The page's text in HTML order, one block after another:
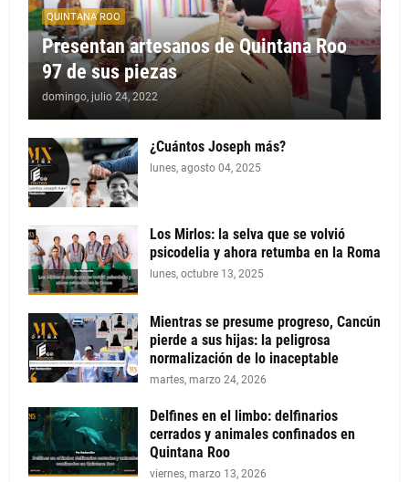
QUINTANA ROO
Presentan artesanos de Quintana Roo
97 de sus piezas
domingo, julio 24, 2022
¿Cuántos Joseph más?
lunes, agosto 04, 2025
Los Mirlos: la selva que se volvió
psicodelia y ahora retumba en la Roma
lunes, octubre 13, 2025
Mientras se presume progreso, Cancún
pierde a sus hijas: la peligrosa
normalización de lo inaceptable
martes, marzo 24, 2026
Delfines en el limbo: delfinarios
cerrados y animales confinados en
Quintana Roo
viernes, marzo 13, 2026